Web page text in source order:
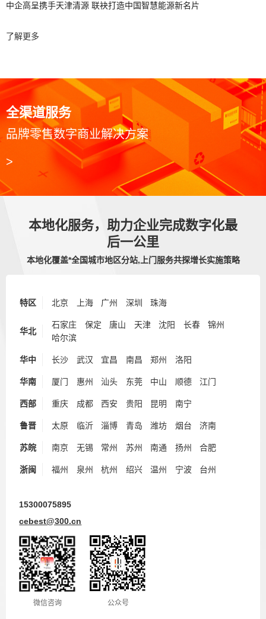
中企高呈携手天津清源 联袂打造中国智慧能源新名片
了解更多
全渠道服务
品牌零售数字商业解决方案
>
本地化服务，助力企业完成数字化最
后一公里
本地化覆盖*全国城市地区分站,上门服务共探增长实施策略
特区 北京 上海 广州 深圳 珠海
华北
石家庄 保定 唐山 天津 沈阳 长春
锦州
哈尔滨
华中 长沙 武汉 宜昌 南昌 郑州 洛阳
华南 厦门 惠州 汕头 东莞 中山 顺德 江门
西部 重庆 成都 西安 贵阳 昆明 南宁
鲁晋 太原 临沂 淄博 青岛 潍坊 烟台 济南
苏皖 南京 无锡 常州 苏州 南通 扬州 合肥
浙闽 福州 泉州 杭州 绍兴 温州 宁波 台州
15300075895
cebest@300.cn
微信咨询 公众号